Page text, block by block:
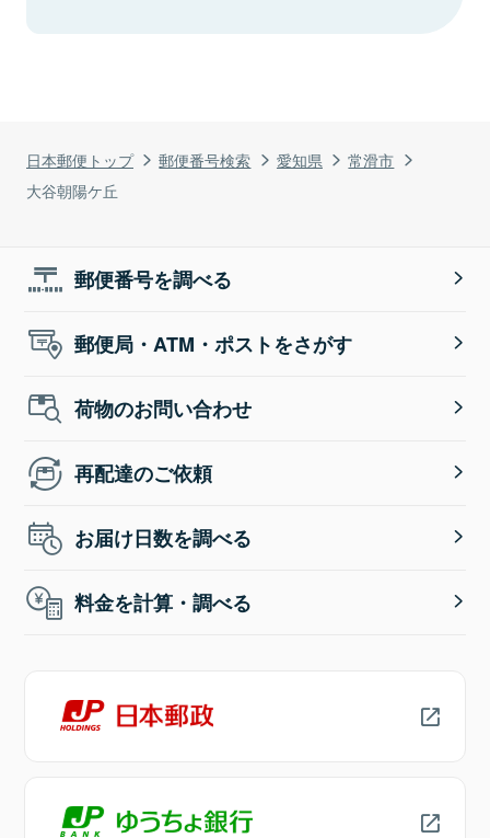
日本郵便トップ 郵便番号検索 愛知県
常滑市
大谷朝陽ケ丘
郵便番号を調べる
郵便局・ATM・ポストをさがす
荷物のお問い合わせ
再配達のご依頼
お届け日数を調べる
料金を計算・調べる